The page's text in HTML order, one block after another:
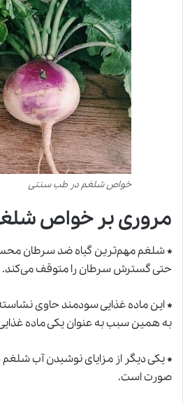
خواص شلغم در طب سنتی
مروری بر خواص
*شلغم مهم‌ترین گیاه ضد سرطان
حتی گسترش سرطان را متوقف می‌کند.
*این ماده غذایی سودمند حاوی
به همین سبب به عنوان یکی ماده
*یکی دیگر از مزایای نوشیدن آب شلغم
صورت است.